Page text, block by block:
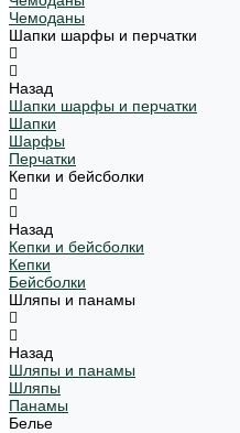
Чемоданы
Шапки шарфы и перчатки
Назад
Шапки шарфы и перчатки
Шапки
Шарфы
Перчатки
Кепки и бейсболки
Назад
Кепки и бейсболки
Кепки
Бейсболки
Шляпы и панамы
Назад
Шляпы и панамы
Шляпы
Панамы
Белье